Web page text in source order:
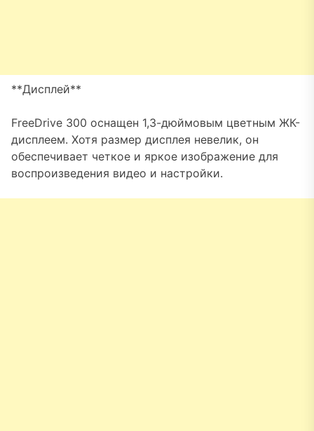
**Дисплей**
FreeDrive 300 оснащен 1,3-дюймовым цветным ЖК-
дисплеем. Хотя размер дисплея невелик, он
обеспечивает четкое и яркое изображение для
воспроизведения видео и настройки.